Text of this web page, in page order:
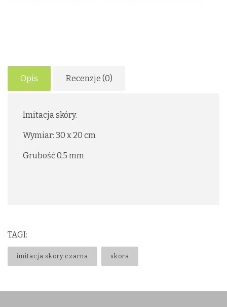
Opis Recenzje (0)
Imitacja skóry.
Wymiar: 30 x 20 cm
Grubość 0,5 mm
TAGI:
imitacja skory czarna skora